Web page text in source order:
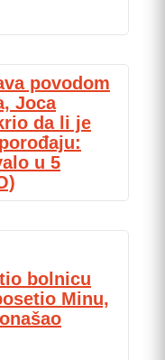
povodom
Joca
da li je
u 5
bolnicu
Minu,